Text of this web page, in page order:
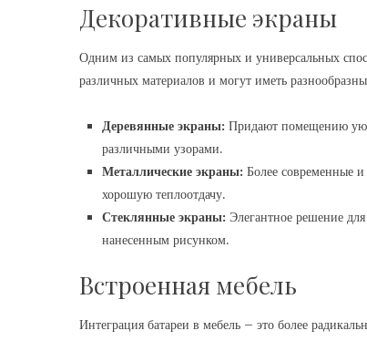
Декоративные экраны
Одним из самых популярных и универсальных
различных материалов и могут иметь
Деревянные экраны: Придают помещению
различными узорами.
Металлические экраны: Более современные
хорошую теплоотдачу.
Стеклянные экраны: Элегантное решение
нанесенным рисунком.
Встроенная мебель
Интеграция батареи в мебель – это более